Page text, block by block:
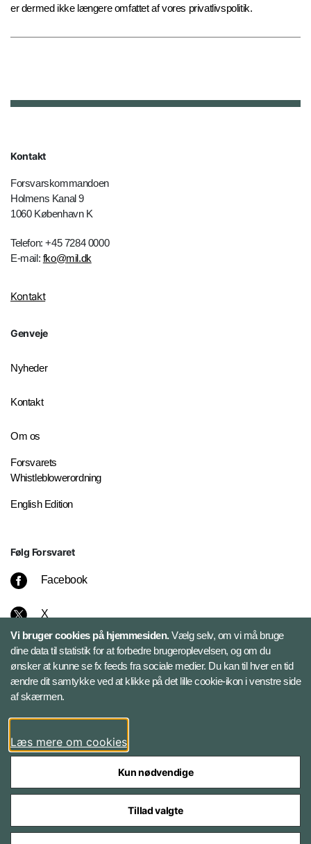
er dermed ikke længere omfattet af vores privatlivspolitik.
Kontakt
Forsvarskommandoen
Holmens Kanal 9
1060 København K
Telefon: +45 7284 0000
E-mail: fko@mil.dk
Kontakt
Genveje
Nyheder
Kontakt
Om os
Forsvarets
Whistleblowerordning
English Edition
Følg Forsvaret
Facebook
X
Instagram
Bluesky
LinkedIn
Styrelser og myndigheder under Forsvarsministeriet
Vi bruger cookies på hjemmesiden.Vælg selv, om vi må bruge
dine data til statistik for at forbedre brugeroplevelsen, og om du
ønsker at kunne se fx feeds fra sociale medier. Du kan til hver en tid
ændre dit samtykke ved at klikke på det lille cookie-ikon i venstre side
af skærmen.
Læs mere om cookies
Kun nødvendige
Tillad valgte